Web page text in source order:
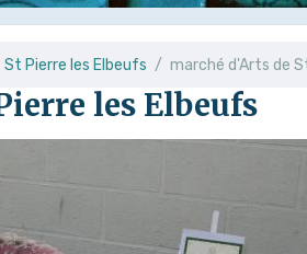
St Pierre les Elbeufs marché d'Arts de
les Elbeufs